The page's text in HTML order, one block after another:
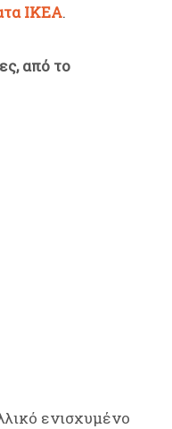
ΙΚΕΑ.
από το
ενισχυμένο